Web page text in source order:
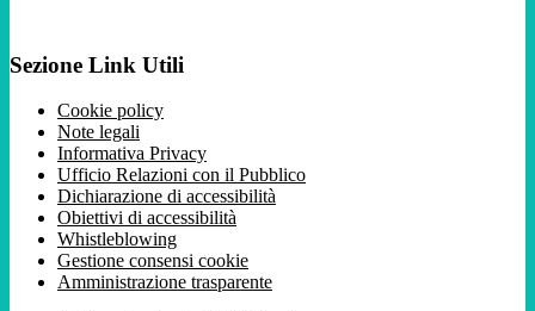
Sezione Link Utili
Cookie policy
Note legali
Informativa Privacy
Ufficio Relazioni con il Pubblico
Dichiarazione di accessibilità
Obiettivi di accessibilità
Whistleblowing
Gestione consensi cookie
Amministrazione trasparente